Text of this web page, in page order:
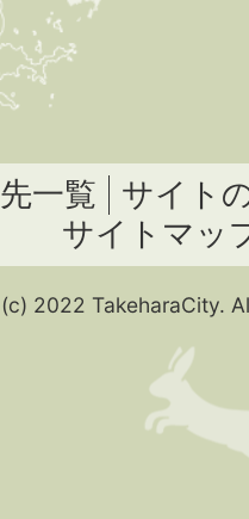
一覧
サイト
サイトマッ
2022 TakeharaCity.